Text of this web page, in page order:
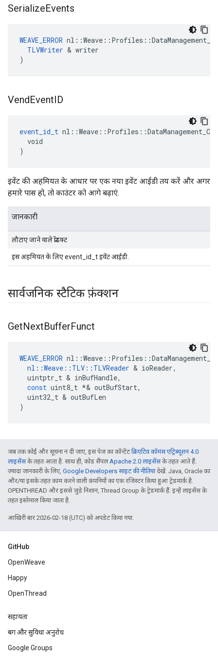
SerializeEvents
WEAVE_ERROR
TLVWriter & writer
)
VendEventID
event_id_t
  void
)
इवेंट की अहमियत के आधार पर एक नया इवेंट आईडी तय करें और अगर
हमारे पास हो, तो काउंटर को आगे बढ़ाएं.
जानकारी
लौटाए जाने वाले प्रॉडक्ट
इस अहमियत के लिए event_id_t इवेंट आईडी.
सार्वजनिक स्टैटिक फ़ंक्शन
GetNextBufferFunct
WEAVE_ERROR nl ::Weave :: Profiles ::
nl ::Weave :: TLV :: TLVReader & ioReader,
uintptr_t & inBufHandle,
const uint8_t *& outBufStart,
uint32_t & outBufLen
)
जब तक कोई और सूचना न दी जाए, इस पेज का कॉन्टेंटक्रिएटिव कॉमंस एट्रिब्यूशन 4.0
लाइसेंसके तहत आता है. साथ ही, कोड सैंपलApache 2.0 लाइसेंसके तहत आते हैं.
ज़्यादा जानकारी के लिए, Google Developers साइट की नीतियांदेखें. Java, Oracle का
और/या इसके तहत काम करने वाली कंपनियों का एक रजिस्टर किया हुआ ट्रेडमार्क है.
OPENTHREAD और इससे जुड़े निशान, Thread Group के ट्रेडमार्क हैं. इन्हें लाइसेंस के
तहत इस्तेमाल किया जाता है.
आखिरी बार 2026-02-18 (UTC) को अपडेट किया गया.
GitHub
OpenWeave
Happy
OpenThread
सहायता
बग और सुविधा अनुरोध
Google Groups